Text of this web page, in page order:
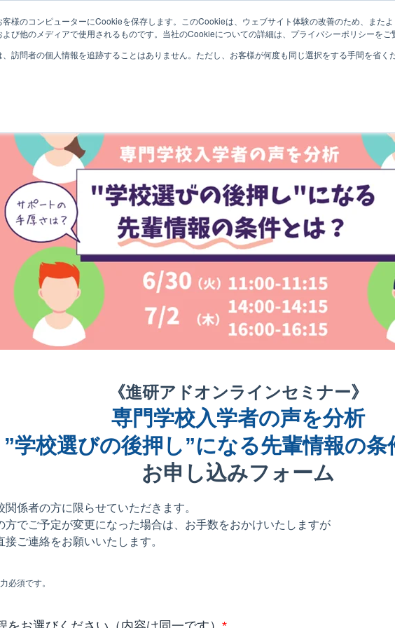
客様のコンピューターにCookieを保存します。このCookieは、ウェブサイト体験の改善のため、また
び他のメディアで使用されるものです。当社のCookieについての詳細は、プライバシーポリシーをご
、訪問者の個人情報を追跡することはありません。ただし、お客様が何度も同じ選択をする手間を省
《進研アドオンラインセミナー》
専門学校入学者の声を分析
”学校選びの後押し”になる先輩情報の条
お申し込みフォーム
関係者の方に限らせていただきます。
方でご予定が変更になった場合は、お手数をおかけいたしますが
接ご連絡をお願いいたします。
必須です。